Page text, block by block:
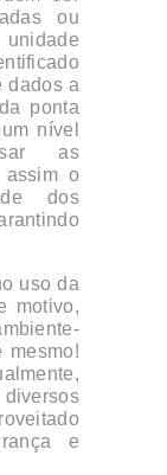
ou
dados a
ponta
nível
as
assim o
dos
uso da
motivo,
mesmo!
e